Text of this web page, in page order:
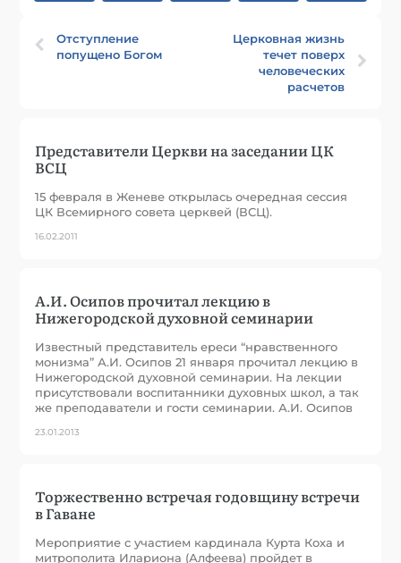
Отступление
попущено Богом
Церковная жизнь
течет поверх
человеческих
расчетов
Представители Церкви на заседании ЦК
ВСЦ
15 февраля в Женеве открылась очередная сессия
ЦК Всемирного совета церквей (ВСЦ).
16.02.2011
А.И. Осипов прочитал лекцию в
Нижегородской духовной семинарии
Известный представитель ереси “нравственного
монизма” А.И. Осипов 21 января прочитал лекцию в
Нижегородской духовной семинарии. На лекции
присутствовали воспитанники духовных школ, а так
же преподаватели и гости семинарии. А.И. Осипов
23.01.2013
Торжественно встречая годовщину встречи
в Гаване
Мероприятие с участием кардинала Курта Коха и
митрополита Илариона (Алфеева) пройдет в